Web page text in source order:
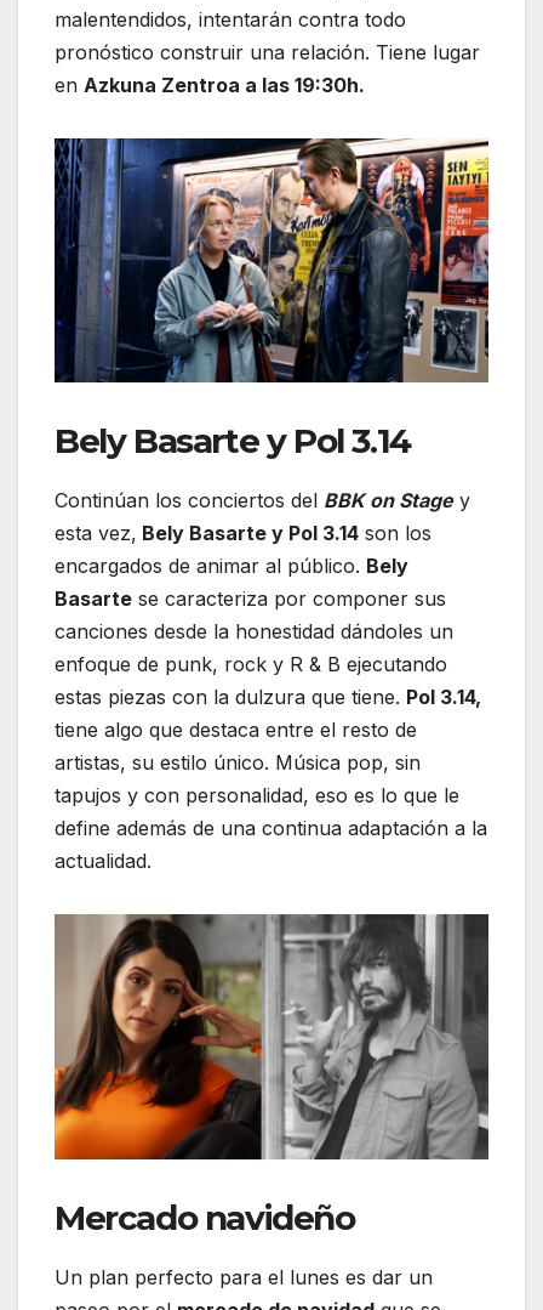
malentendidos, intentarán contra todo
pronóstico construir una relación. Tiene lugar
en Azkuna Zentroa a las 19:30h.
Bely Basarte y Pol 3.14
Continúan los conciertos del BBK on Stagey
esta vez, Bely Basarte y Pol 3.14 son los
encargados de animar al público. Bely
Basarte se caracteriza por componer sus
canciones desde la honestidad dándoles un
enfoque de punk, rock y R & B ejecutando
estas piezas con la dulzura que tiene. Pol 3.14,
tiene algo que destaca entre el resto de
artistas, su estilo único. Música pop, sin
tapujos y con personalidad, eso es lo que le
define además de una continua adaptación a la
actualidad.
Mercado navideño
Un plan perfecto para el lunes es dar un